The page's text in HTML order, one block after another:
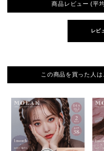
商品レビュー (
レビ
この商品を買った人